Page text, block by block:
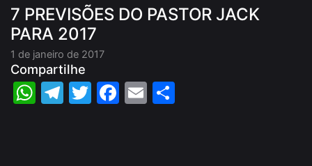
7 PREVISÕES DO PASTOR JACK
PARA 2017
1 de janeiro de 2017
Compartilhe
WhatsApp
Telegram
Twitter
Facebook
Email